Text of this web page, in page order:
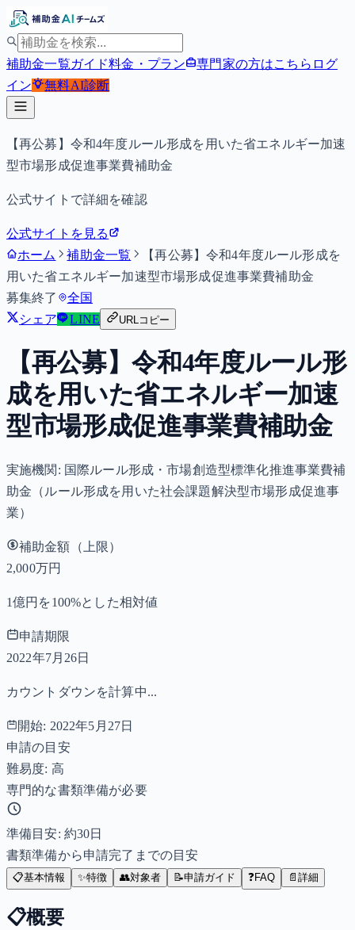
補助金一覧ガイド料金・プラン 専門家の方はこちら ログ
イン
無料AI診断
【再公募】令和4年度ルール形成を用いた省エネルギー加速
型市場形成促進事業費補助金
公式サイトで詳細を確認
公式サイトを見る
ホーム
補助金一覧
【再公募】令和4年度ルール形成を
用いた省エネルギー加速型市場形成促進事業費補助金
募集終了
全国
シェア
LINE URLコピー
【再公募】令和4年度ルール形
成を用いた省エネルギー加速
型市場形成促進事業費補助金
実施機関: 国際ルール形成・市場創造型標準化推進事業費補
助金（ルール形成を用いた社会課題解決型市場形成促進事
業）
補助金額（上限）
2,000万円
1億円を100%とした相対値
申請期限
2022年7月26日
カウントダウンを計算中...
開始: 2022年5月27日
申請の目安
難易度: 高
専門的な書類準備が必要
準備目安: 約30日
書類準備から申請完了までの目安
📋基本情報 ✨特徴 👥対象者 📝申請ガイド ❓FAQ 📄 詳細
📋概要